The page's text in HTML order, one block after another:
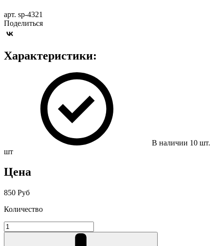
арт. sp-4321
Поделиться
Характеристики:
В наличии 10 шт.
шт
Цена
850 Руб
Количество